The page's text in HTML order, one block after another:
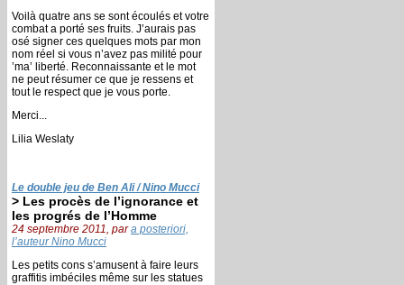
Voilà quatre ans se sont écoulés et votre
combat a porté ses fruits. J’aurais pas
osé signer ces quelques mots par mon
nom réel si vous n’avez pas milité pour
’ma’ liberté. Reconnaissante et le mot
ne peut résumer ce que je ressens et
tout le respect que je vous porte.
Merci...
Lilia Weslaty
Le double jeu de Ben Ali / Nino Mucci
> Les procès de l’ignorance et
les progrés de l’Homme
24 septembre 2011, para posteriori,
l’auteur Nino Mucci
Les petits cons s’amusent à faire leurs
graffitis imbéciles même sur les statues